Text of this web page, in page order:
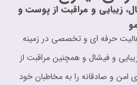
زیبایی و مراقبت از پوست و
سال سابقه فعالیت حرفه ای و تخصصی در زمینه
و فیشال و همچنین مراقبت از
و صادقانه را به مخاطبان خود